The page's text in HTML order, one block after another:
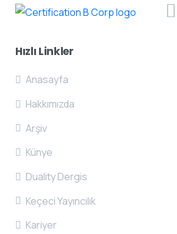
Hızlı Linkler
Anasayfa
Hakkımızda
Arşiv
Künye
Duality Dergis
Keçeci Yayıncılık
Kariyer